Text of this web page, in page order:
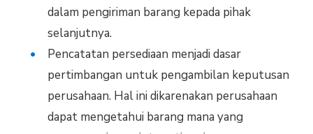
dalam pengiriman barang kepada pihak
selanjutnya.
Pencatatan persediaan menjadi dasar
pertimbangan untuk pengambilan keputusan
perusahaan. Hal ini dikarenakan perusahaan
dapat mengetahui barang mana yang